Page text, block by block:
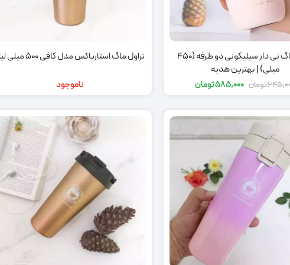
تراول ماگ نی دار سیلیکونی دو طرفه (450
میلی) | بهترین هدیه
تومان
بود.
585,000تومان
تراول ماگ استارباکس مدل کافی 500 میلی لیتر
ناموجود